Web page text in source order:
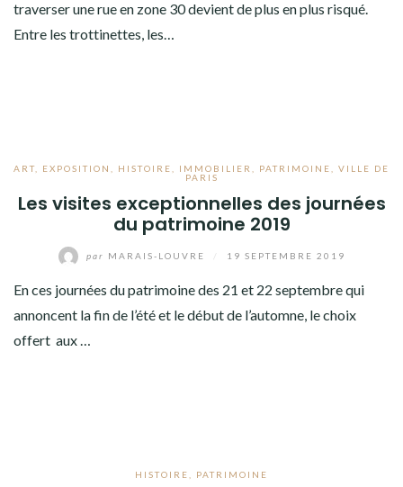
traverser une rue en zone 30 devient de plus en plus risqué.
Entre les trottinettes, les…
ART EXPOSITION HISTOIRE IMMOBILIER PATRIMOINE
VILLE DE
PARIS
Les visites exceptionnelles des journées
du patrimoine 2019
par MARAIS-LOUVRE 19 SEPTEMBRE 2019
En ces journées du patrimoine des 21 et 22 septembre qui
annoncent la fin de l’été et le début de l’automne, le choix
offert aux …
HISTOIRE PATRIMOINE